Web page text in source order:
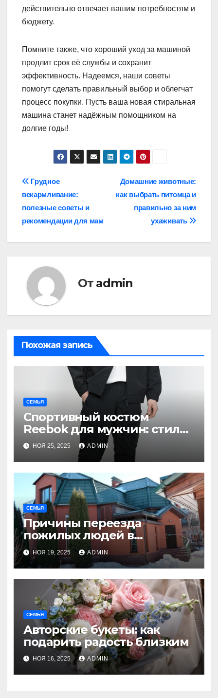
действительно отвечает вашим потребностям и
бюджету.
Помните также, что хороший уход за машиной
продлит срок её службы и сохранит
эффективность. Надеемся, наши советы
помогут сделать правильный выбор и облегчат
процесс покупки. Пусть ваша новая стиральная
машина станет надёжным помощником на
долгие годы!
Навигация
по
записям
Домашние животные:
как выбрать питомца и
правильно за ним
ухаживать
Грудное
вскармливание:
полезные советы и
рекомендации для мам
От admin
Похожая запись
СЕМЬЯ
Спортивный костюм
Reebok для мужчин: стиль,
комфорт и
функциональность
НОЯ 25, 2025 ADMIN
СЕМЬЯ
Причины переезда
пожилых людей в
пансионаты
НОЯ 19, 2025 ADMIN
СЕМЬЯ
Авторские букеты: как
подарить радость близким
НОЯ 16, 2025 ADMIN